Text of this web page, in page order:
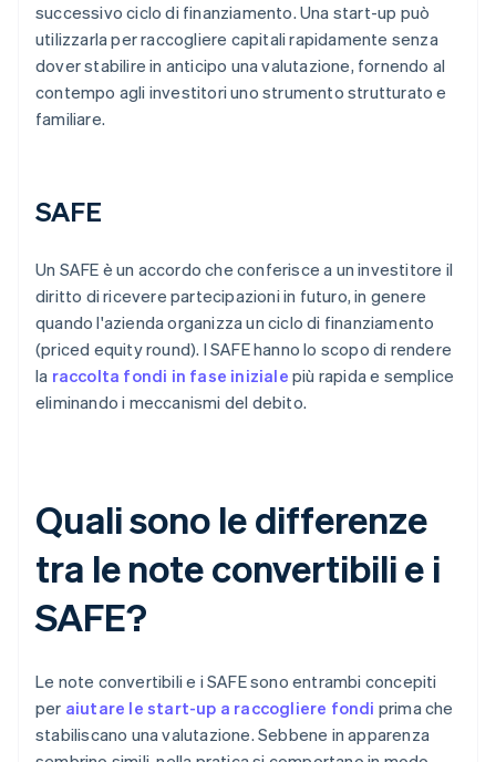
successivo ciclo di finanziamento. Una start-up può
utilizzarla per raccogliere capitali rapidamente senza
dover stabilire in anticipo una valutazione, fornendo al
contempo agli investitori uno strumento strutturato e
familiare.
SAFE
Un SAFE è un accordo che conferisce a un investitore il
diritto di ricevere partecipazioni in futuro, in genere
quando l'azienda organizza un ciclo di finanziamento
(priced equity round). I SAFE hanno lo scopo di rendere
la raccolta fondi in fase iniziale più rapida e semplice
eliminando i meccanismi del debito.
Quali sono le differenze
tra le note convertibili e i
SAFE?
Le note convertibili e i SAFE sono entrambi concepiti
per aiutare le start-up a raccogliere fondi prima che
stabiliscano una valutazione. Sebbene in apparenza